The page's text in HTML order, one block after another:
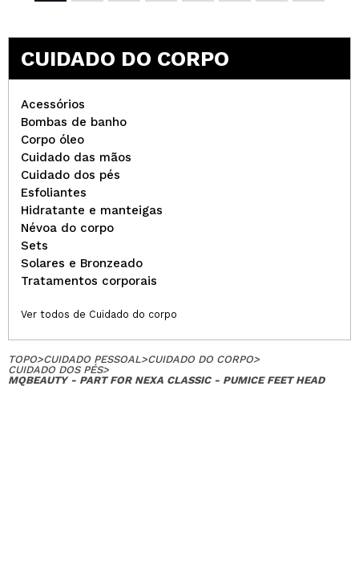
CUIDADO DO CORPO
Acessórios
Bombas de banho
Corpo óleo
Cuidado das mãos
Cuidado dos pés
Esfoliantes
Hidratante e manteigas
Névoa do corpo
Sets
Solares e Bronzeado
Tratamentos corporais
Ver todos de Cuidado do corpo
TOPO>CUIDADO PESSOAL>CUIDADO DO CORPO>
CUIDADO DOS PÉS>
MQBEAUTY - PART FOR NEXA CLASSIC - PUMICE FEET HEAD